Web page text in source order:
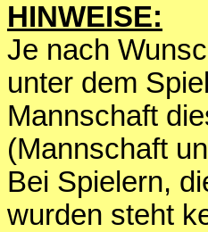
HINWEISE:
Je nach
unter dem
Mannschaft
(Mannschaft
Bei Spielern,
wurden steht